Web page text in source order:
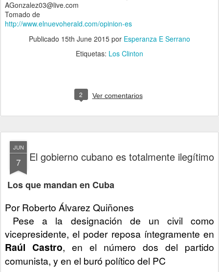
AGonzalez03@live.com
Tomado de
http://www.elnuevoherald.com/opinion-es
w
.
u
e
v
o
Publicado 15th June 2015 por Esperanza E Serrano
Etiquetas: Los Clinton
2 Ver comentarios
JUN
7 El gobierno cubano es totalmente ilegítimo
Los que mandan en Cuba
Por Roberto Álvarez Quiñones
Pese a la designación de un civil como
vicepresidente, el poder reposa íntegramente en
Raúl Castro, en el número dos del partido
comunista, y en el buró político del PC